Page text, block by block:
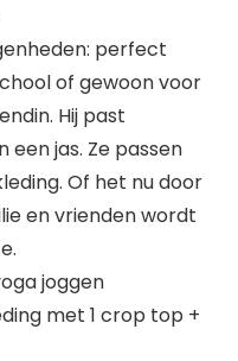
perfect
of gewoon voor
Hij past
jas. Ze passen
Of het nu door
en vrienden wordt
joggen
met 1 crop top +